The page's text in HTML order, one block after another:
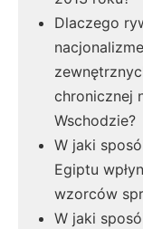
Dlaczego
chronicznej
Wschodzie?
W jaki
Egiptu
wzorców
W jaki